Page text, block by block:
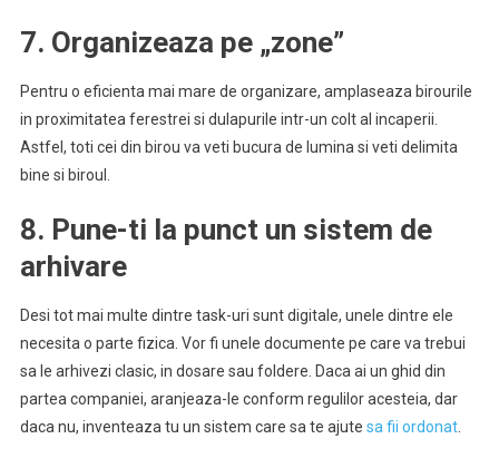
7. Organizeaza pe „zone”
Pentru o eficienta mai mare de organizare, amplaseaza birourile
in proximitatea ferestrei si dulapurile intr-un colt al incaperii.
Astfel, toti cei din birou va veti bucura de lumina si veti delimita
bine si biroul.
8. Pune-ti la punct un sistem de
arhivare
Desi tot mai multe dintre task-uri sunt digitale, unele dintre ele
necesita o parte fizica. Vor fi unele documente pe care va trebui
sa le arhivezi clasic, in dosare sau foldere. Daca ai un ghid din
partea companiei, aranjeaza-le conform regulilor acesteia, dar
daca nu, inventeaza tu un sistem care sa te ajute sa fii ordonat.